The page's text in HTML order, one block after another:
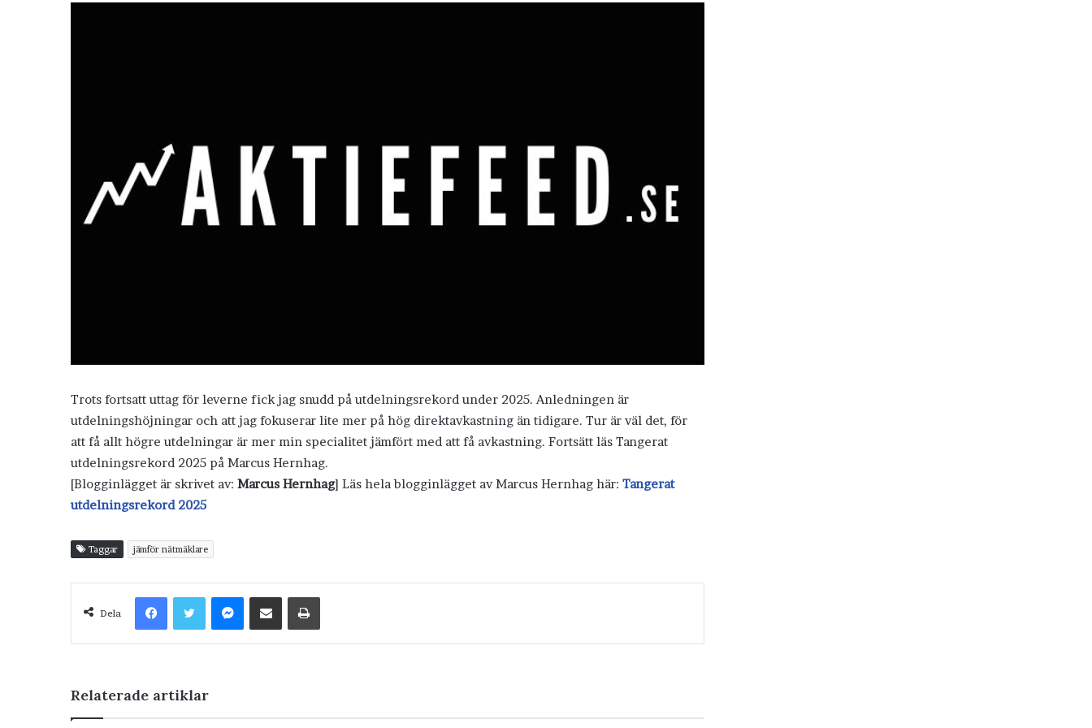
Trots fortsatt uttag för leverne fick jag snudd på utdelningsrekord under 2025. Anledningen är
utdelningshöjningar och att jag fokuserar lite mer på hög direktavkastning än tidigare. Tur är väl det, för
att få allt högre utdelningar är mer min specialitet jämfört med att få avkastning. Fortsätt läs Tangerat
utdelningsrekord 2025 på Marcus Hernhag.
[Blogginlägget är skrivet av: Marcus Hernhag] Läs hela blogginlägget av Marcus Hernhag här: Tangerat
utdelningsrekord 2025
Taggar jämför nätmäklare
Dela
FacebookTwitterMessenger
Dela via e-post Skriv ut
Relaterade artiklar